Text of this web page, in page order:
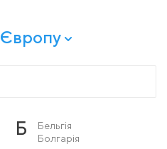
Європу
Б
Бельгія
Болгарія